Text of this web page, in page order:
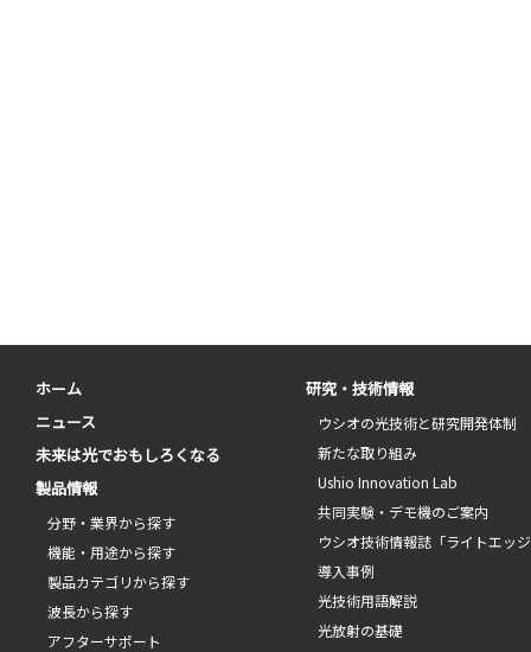
ホーム
ニュース
未来は光でおもしろくなる
製品情報
分野・業界から探す
機能・用途から探す
製品カテゴリから探す
波長から探す
アフターサポート
研究・技術情報
ウシオの光技術と研究開発体制
新たな取り組み
Ushio Innovation Lab
共同実験・デモ機のご案内
ウシオ技術情報誌「ライトエッ
導入事例
光技術用語解説
光放射の基礎